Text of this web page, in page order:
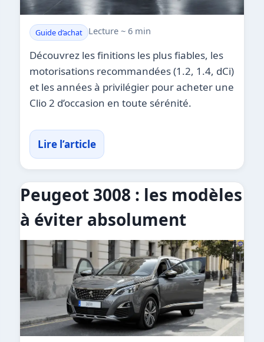
Guide d’achat Lecture ~ 6 min
Découvrez les finitions les plus fiables, les
motorisations recommandées (1.2, 1.4, dCi)
et les années à privilégier pour acheter une
Clio 2 d’occasion en toute sérénité.
Lire l’article
Peugeot 3008 : les modèles
à éviter absolument